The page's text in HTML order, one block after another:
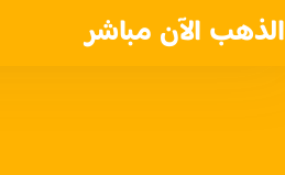
الذهب الآن مباشر